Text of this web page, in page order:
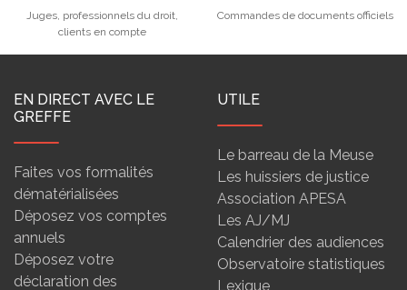
Juges, professionnels du droit,
clients en compte
Commandes de documents officiels
EN DIRECT AVEC LE
GREFFE
Faites vos formalités
dématérialisées
Déposez vos comptes
annuels
Déposez votre
déclaration des
UTILE
Le barreau de la Meuse
Les huissiers de justice
Association APESA
Les AJ/MJ
Calendrier des audiences
Observatoire statistiques
Lexique